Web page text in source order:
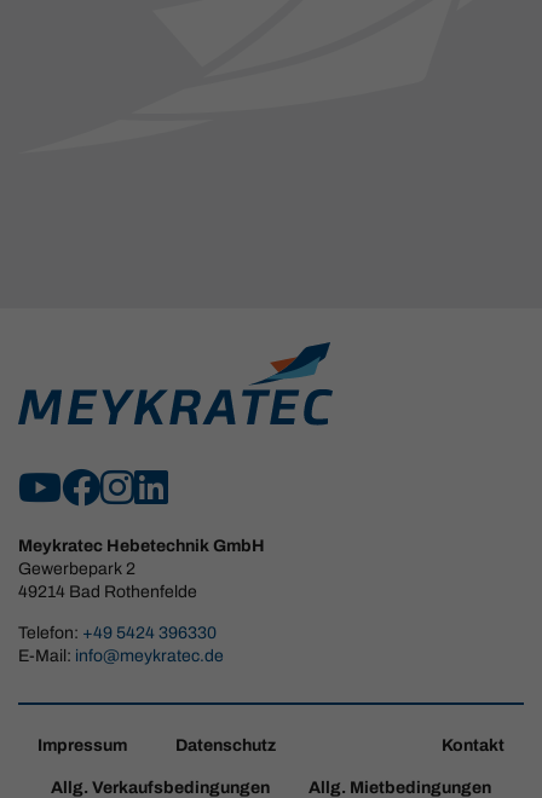
Meykratec Hebetechnik GmbH
Gewerbepark 2
49214 Bad Rothenfelde
Telefon: +49 5424 396330
E-Mail: info@meykratec.de
Impressum Datenschutz Kontakt
Allg. Verkaufsbedingungen Allg. Mietbedingungen